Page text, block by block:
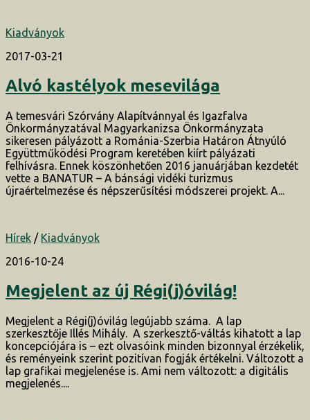
Kiadványok
2017-03-21
Alvó kastélyok mesevilága
A temesvári Szórvány Alapítvánnyal és Igazfalva
Önkormányzatával Magyarkanizsa Önkormányzata
sikeresen pályázott a Románia-Szerbia Határon Átnyúló
Együttműködési Program keretében kiírt pályázati
felhívásra. Ennek köszönhetően 2016 januárjában kezdetét
vette a BANATUR – A bánsági vidéki turizmus
újraértelmezése és népszerűsítési módszerei projekt. A...
Hírek / Kiadványok
2016-10-24
Megjelent az új Régi(j)óvilág!
Megjelent a Régi(j)óvilág legújabb száma. A lap
szerkesztője Illés Mihály. A szerkesztő-váltás kihatott a lap
koncepciójára is – ezt olvasóink minden bizonnyal érzékelik,
és reményeink szerint pozitívan fogják értékelni. Változott a
lap grafikai megjelenése is. Ami nem változott: a digitális
megjelenés....